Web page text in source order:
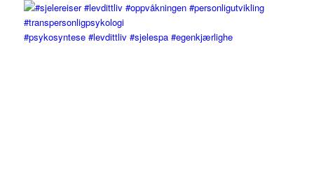
#psykosyntese #levdittliv #sjelespa #egenkjærlighe